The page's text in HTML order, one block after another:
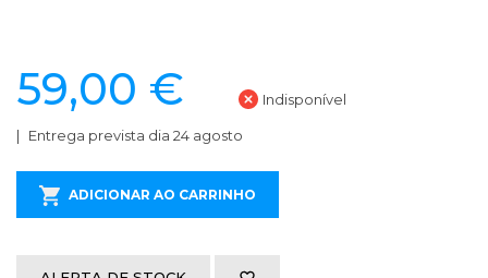
59,00 € Indisponível
Entrega prevista dia 24 agosto
ADICIONAR AO CARRINHO